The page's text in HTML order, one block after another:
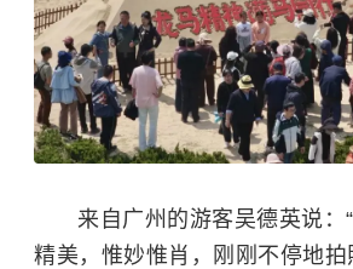
来自广州的游客吴德英说：
精美，惟妙惟肖，刚刚不停地